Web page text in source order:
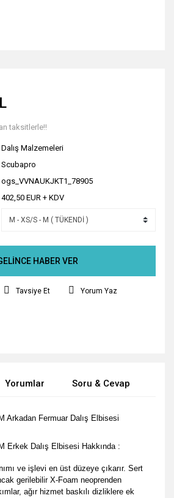
taksitlerle!!
Dalış Malzemeleri
Scubapro
ogs_VVNAUKJKT1_78905
402,50 EUR + KDV
HABER VER
Tavsiye Et Yorum Yaz
Yorumlar Soru & Cevap
Arkadan Fermuar Dalış Elbisesi
Erkek Dalış Elbisesi Hakkında :
ve işlevi en üst düzeye çıkarır. Sert
gerilebilir X-Foam neoprenden
ağır hizmet baskılı dizliklere ek